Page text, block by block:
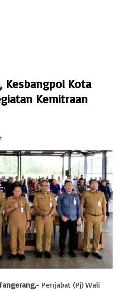
Kesbangpol Kota
Kemitraan
Penjabat (Pj) Wali